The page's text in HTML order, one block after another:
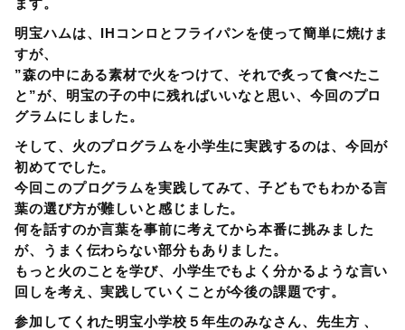
明宝ハムは、IHコンロとフライパンを使って簡単に焼けま
すが、
”森の中にある素材で火をつけて、それで炙って食べたこ
と”が、明宝の子の中に残ればいいなと思い、今回のプロ
グラムにしました。
そして、火のプログラムを小学生に実践するのは、今回が
初めてでした。
今回このプログラムを実践してみて、子どもでもわかる言
葉の選び方が難しいと感じました。
何を話すのか言葉を事前に考えてから本番に挑みました
が、うまく伝わらない部分もありました。
もっと火のことを学び、小学生でもよく分かるような言い
回しを考え、実践していくことが今後の課題です。
参加してくれた明宝小学校５年生のみなさん、先生方 、